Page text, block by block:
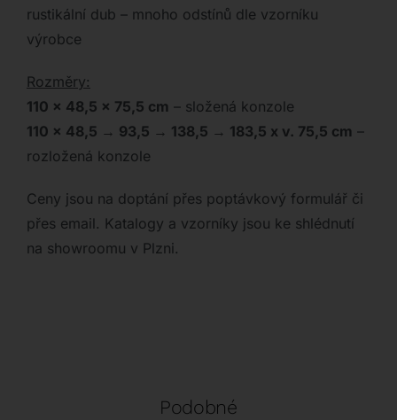
rustikální dub – mnoho odstínů dle vzorníku
výrobce
Rozměry:
110 x 48,5 x 75,5 cm – složená konzole
110 x 48,5 → 93,5 → 138,5 → 183,5 x v. 75,5 cm –
rozložená konzole
Ceny jsou na doptání přes poptávkový formulář či
přes email. Katalogy a vzorníky jsou ke shlédnutí
na showroomu v Plzni.
Podobné